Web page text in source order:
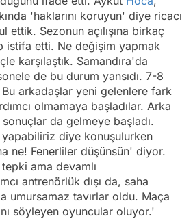
'haklarını koruyun' diye ricacı
ettik. Sezonun açılışına birkaç
istifa etti. Ne değişim yapmak
karşılaştık. Samandıra'da
de bu durum yansıdı. 7-8
arkadaşlar yeni gelenlere fark
olmamaya başladılar. Arka
da gelmeye başladı.
yapabiliriz diye konuşulurken
ne! Fenerliler düşünsün' diyor.
ama devamlı
antrenörlük dışı da, saha
umursamaz tavırlar oldu. Maça
söyleyen oyuncular oluyor.'